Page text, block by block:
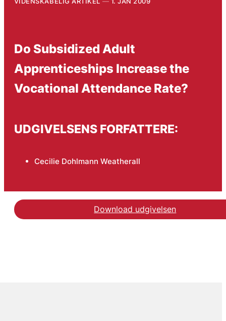
Do Subsidized Adult
Apprenticeships Increase the
Vocational Attendance Rate?
UDGIVELSENS FORFATTERE:
Cecilie Dohlmann Weatherall
Download udgivelsen